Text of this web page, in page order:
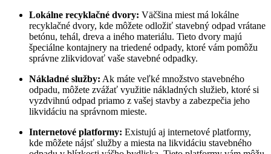
Lokálne recyklačné dvory: Väčšina miest má lokálne
recyklačné dvory, kde môžete odložiť stavebný odpad vrátane
betónu, tehál, dreva a iného materiálu. Tieto dvory majú
špeciálne kontajnery na triedené odpady, ktoré vám pomôžu
správne zlikvidovať vaše stavebné odpadky.
Nákladné služby: Ak máte veľké množstvo stavebného
odpadu, môžete zvážať využitie nákladných služieb, ktoré si
vyzdvihnú odpad priamo z vašej stavby a zabezpečia jeho
likvidáciu na správnom mieste.
Internetové platformy: Existujú aj internetové platformy,
kde môžete nájsť služby a miesta na likvidáciu stavebného